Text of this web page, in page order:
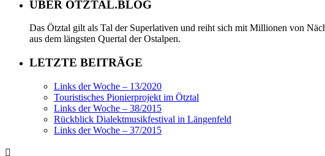
ÜBER ÖTZTAL.BLOG
Das Ötztal gilt als Tal der Superlativen und reiht sich mit Millionen von
aus dem längsten Quertal der Ostalpen.
LETZTE BEITRÄGE
Links der Woche – 13/2020
Touristisches Pionierprojekt im Ötztal
Links der Woche – 38/2015
Rückblick Dialektmusikfestival in Längenfeld
Links der Woche – 37/2015